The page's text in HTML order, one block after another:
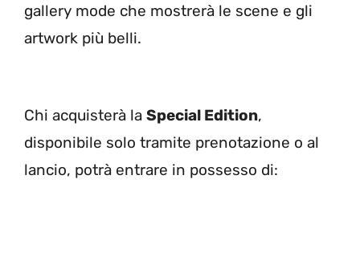
gallery mode che mostrerà le scene e gli
artwork più belli.
Chi acquisterà la Special Edition,
disponibile solo tramite prenotazione o al
lancio, potrà entrare in possesso di: